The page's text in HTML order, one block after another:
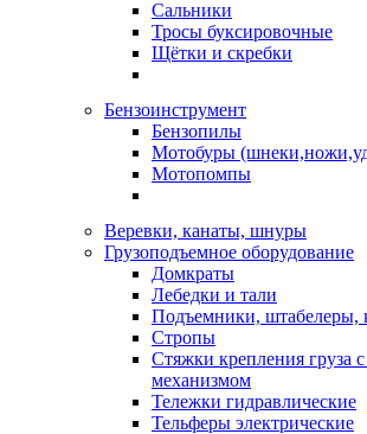
Сальники
Тросы буксировочные
Щётки и скребки
Бензоинструмент
Бензопилы
Мотобуры
Мотопомпы
Веревки, канаты, шнуры
Грузоподъемное оборудование
Домкраты
Лебедки и тали
Подъемники, штабелеры,
Стропы
Стяжки крепления груза
механизмом
Тележки гидравлические
Тельферы электрические